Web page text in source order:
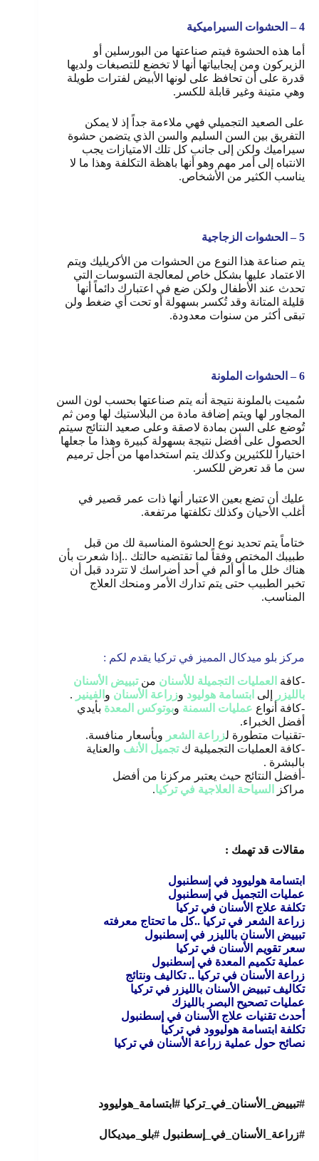
4 – الحشوات السيراميكية
أما هذه الحشوة فيتم صناعتها من البورسلين أو
الزيركون ومن إيجابياتها أنها لا تخضع للتصبغات ولديها
قدرة على أن تحافظ على لونها الأبيض لفترات طويلة
وهي متينة وغير قابلة للكسر.
على الصعيد التجميلي فهي ملاءمة جداً إذ لا يمكن
التفريق بين السن السليم والسن الذي يتضمن حشوة
سيراميك ولكن إلى جانب كل تلك الامتيازات يجب
الانتباه إلى أمر مهم وهو أنها باهظة التكلفة وهذا ما لا
يناسب الكثير من الأشخاص.
5 – الحشوات الزجاجية
يتم صناعة هذا النوع من الحشوات من الأكريليك ويتم
الاعتماد عليها بشكل خاص لمعالجة التسوسات التي
تحدث عند الأطفال ولكن ضع في اعتبارك دائماً أنها
قليلة المتانة وقد تُكسر بسهولة أو تحت أي ضغط ولن
تبقى أكثر من سنوات معدودة.
6 – الحشوات الملونة
سُميت بالملونة نتيجة أنه يتم صناعتها بحسب لون السن
المجاور لها ويتم إضافة مادة من البلاستيك لها ومن ثم
تُوضع على السن بمادة لاصقة وعلى صعيد النتائج سيتم
الحصول على أفضل نتيجة بسهولة كبيرة وهذا ما جعلها
اختياراً للكثيرين وكذلك يتم استخدامها من أجل ترميم
سن ما قد تعرض للكسر.
عليك أن تضع بعين الاعتبار أنها ذات عمر قصير في
أغلب الأحيان وكذلك تكلفتها مرتفعة.
ختاماً يتم تحديد نوع الحشوة المناسبة لك من قبل
طبيبك المختص وفقاً لما تقتضيه حالتك ..إذا شعرت بأن
هناك خلل ما أو ألم في أحد أضراسك لا تتردد قبل أن
تخبر الطبيب حتى يتم تدارك الأمر ومنحك العلاج
المناسب.
مركز بلو ميدكال المميز في تركيا يقدم لكم :
-كافة العمليات التجميلة للأسنان منتبييض الأسنان
بالليزر
إلى ابتسامة هوليود وزراعة الأسنان و الفينير .
-كافة أنواع عمليات السمنة وبوتوكس المعدة بأيدي
أفضل الخبراء.
-تقنيات متطورة لزراعة الشعر وبأسعار منافسة.
-كافة العمليات التجميلية ك تجميل الأنف والعناية
بالبشرة .
-أفضل النتائج حيث يعتبر مركزنا من أفضل
مراكز
السياحة العلاجية في تركيا.
مقالات قد تهمك :
ابتسامة هوليوود في إسطنبول
عمليات التجميل في إسطنبول
تكلفة علاج الأسنان في تركيا
زراعة الشعر في تركيا ..كل ما تحتاج معرفته
تبييض الأسنان بالليزر في إسطنبول
سعر تقويم الأسنان في تركيا
عملية تكميم المعدة في إسطنبول
زراعة الأسنان في تركيا .. تكاليف ونتائج
تكاليف تبييض الأسنان بالليزر في تركيا
عمليات تصحيح البصر بالليزك
أحدث تقنيات علاج الأسنان في إسطنبول
تكلفة ابتسامة هوليوود في تركيا
نصائح حول عملية زراعة الأسنان في تركيا
#تبييض_الأسنان_في_تركيا #ابتسامة_هوليوود
#زراعة_الأسنان_في_إسطنبول #بلو_ميديكال